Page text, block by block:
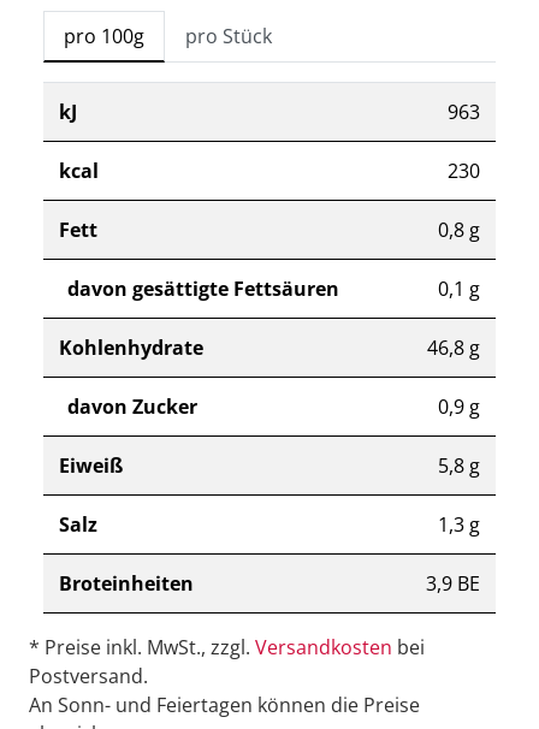
pro 100g pro Stück
kJ 963
kcal 230
Fett 0,8 g
davon gesättigte Fettsäuren 0,1 g
Kohlenhydrate 46,8 g
davon Zucker 0,9 g
Eiweiß 5,8 g
Salz 1,3 g
Broteinheiten 3,9 BE
* Preise inkl. MwSt., zzgl. Versandkosten bei
Postversand.
An Sonn- und Feiertagen können die Preise